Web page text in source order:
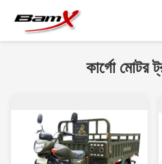
কার্গো মোটর